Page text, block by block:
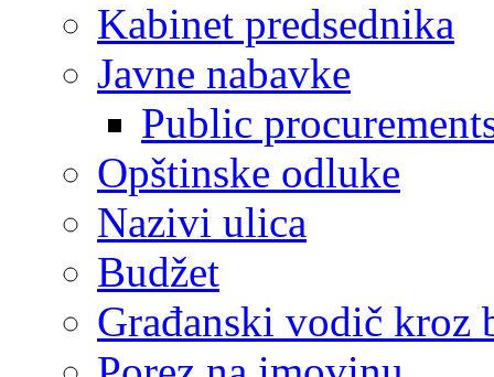
Kabinet predsednika
Javne nabavke
Public
Opštinske odluke
Nazivi ulica
Budžet
Građanski vodič kroz